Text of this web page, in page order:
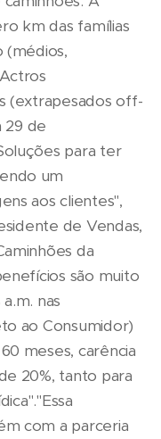
km das famílias
(médios,
(extrapesados off-
29 de
para ter
um
aos clientes",
de Vendas,
da
são muito
nas
ao Consumidor)
meses, carência
20%, tanto para
com a parceria